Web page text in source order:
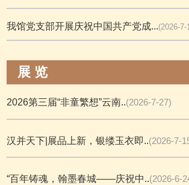
我馆党支部开展庆祝中国共产党成...(2026-7-
展 览
2026第三届“非童繁想”云南..(2026-7-27)
汉并天下|展品上新，银缕玉衣即..(2026-7-
“百年铸魂，翰墨春城——庆祝中..(2026-6-